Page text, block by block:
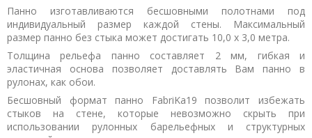
Панно изготавливаются бесшовными полотнами под
индивидуальный размер каждой стены. Максимальный
размер панно без стыка может достигать 10,0 х 3,0 метра.
Толщина рельефа панно составляет 2 мм, гибкая и
эластичная основа позволяет доставлять Вам панно в
рулонах, как обои.
Бесшовный формат панно FabriKa19 позволит избежать
стыков на стене, которые невозможно скрыть при
использовании рулонных барельефных и структурных